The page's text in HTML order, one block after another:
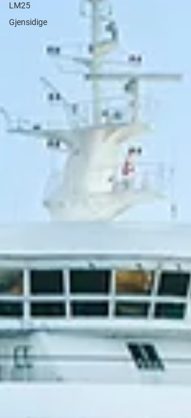
LM25
Gjensidige